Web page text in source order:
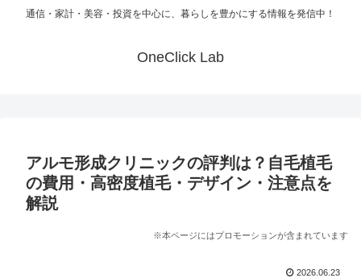
通信・家計・美容・投資を中心に、暮らしを豊かにする情報を発信中！
OneClick Lab
アルモ形成クリニックの評判は？自毛植毛
の費用・高密度植毛・デザイン・注意点を
解説
※本ページにはプロモーションが含まれています
2026.06.23